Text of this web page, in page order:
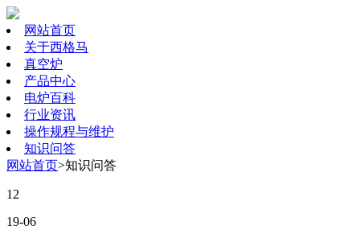
网站首页
关于西格马
真空炉
产品中心
电炉百科
行业资讯
操作规程与维护
知识问答
网站首页>知识问答
12
19-06